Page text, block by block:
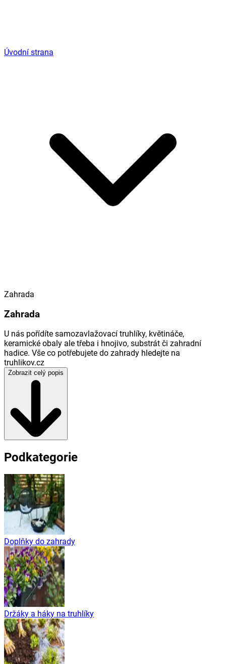
Úvodní strana
Zahrada
Zahrada
U nás pořídíte samozavlažovací truhlíky, květináče,
keramické obaly ale třeba i hnojivo, substrát či zahradní
hadice. Vše co potřebujete do zahrady hledejte na
truhlikov.cz
Zobrazit celý popis
Podkategorie
Doplňky do zahrady
Držáky a háky na truhlíky